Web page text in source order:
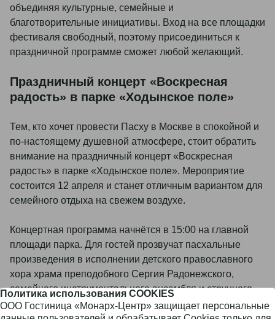
объединяя культурные, семейные и
благотворительные инициативы. Вход на все площадки
фестиваля свободный, поэтому присоединиться к
праздничной программе сможет любой желающий.
Праздничный концерт «Воскресная
радость» в парке «Ходынское поле»
Тем, кто хочет провести Пасху в Москве в спокойной и
по-настоящему душевной атмосфере, стоит обратить
внимание на праздничный концерт «Воскресная
радость» в парке «Ходынское поле». Мероприятие
состоится 12 апреля и станет отличным вариантом для
семейного отдыха на свежем воздухе.
Концертная программа начнётся в 15:00 на главной
площади парка. Для гостей прозвучат пасхальные
произведения в исполнении детского православного
хора храма преподобного Сергия Радонежского,
семейного инструментального ансамбля и струнного
квартета солистов камерного оркестра. Музыкальная
Политика использования COOKIES
ООО Гостиница «Монарх-Центр» защищает персональные